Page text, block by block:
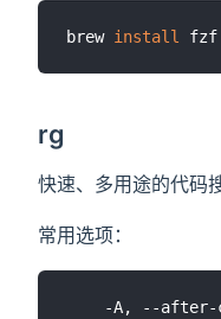
brew install
rg
快速、多用途的代码
常用选项：
-A, --